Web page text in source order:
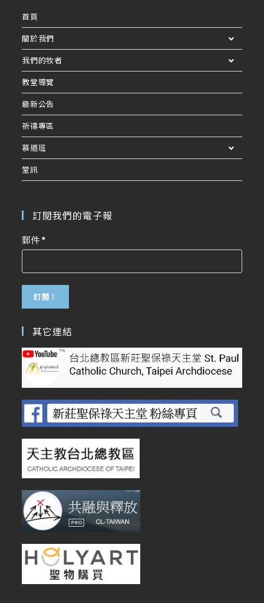
首頁
關於我們
我們的牧者
教堂導覽
最新公告
祈禱專區
慕道班
堂訊
訂閱我們的電子報
郵件*
其它連結